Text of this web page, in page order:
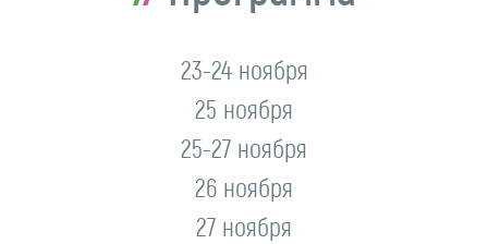
23-24 ноября
25 ноября
25-27 ноября
26 ноября
27 ноября